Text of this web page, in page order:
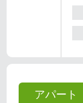
アパート